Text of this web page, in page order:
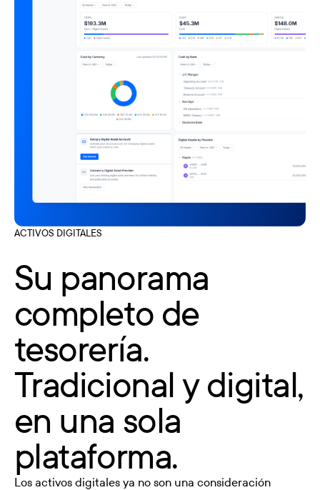
ACTIVOS DIGITALES
Su panorama
completo de
tesorería.
Tradicional y digital,
en una sola
plataforma.
Los activos digitales ya no son una consideración